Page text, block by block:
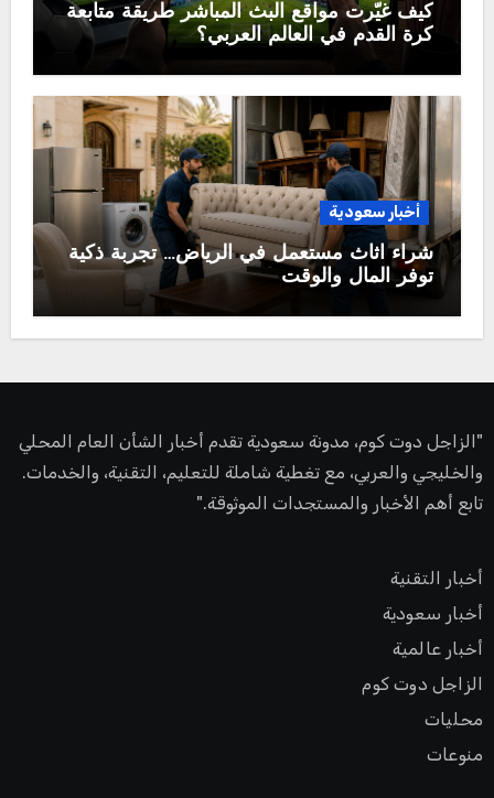
كيف غيّرت مواقع البث المباشر طريقة متابعة
كرة القدم في العالم العربي؟
أخبار سعودية
شراء اثاث مستعمل في الرياض… تجربة ذكية
توفر المال والوقت
"الزاجل دوت كوم، مدونة سعودية تقدم أخبار الشأن العام المحلي
والخليجي والعربي، مع تغطية شاملة للتعليم، التقنية، والخدمات.
تابع أهم الأخبار والمستجدات الموثوقة."
أخبار التقنية
أخبار سعودية
أخبار عالمية
الزاجل دوت كوم
محليات
منوعات